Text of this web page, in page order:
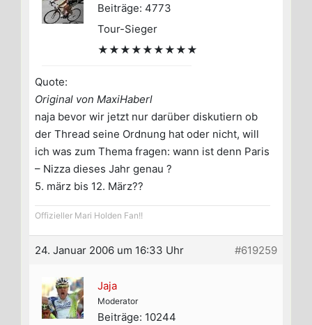
Beiträge: 4773
Tour-Sieger
★★★★★★★★★
Quote:
Original von MaxiHaberl
naja bevor wir jetzt nur darüber diskutiern ob
der Thread seine Ordnung hat oder nicht, will
ich was zum Thema fragen: wann ist denn Paris
– Nizza dieses Jahr genau ?
5. märz bis 12. März??
Offizieller Mari Holden Fan!!
24. Januar 2006 um 16:33 Uhr #619259
Jaja
Moderator
Beiträge: 10244